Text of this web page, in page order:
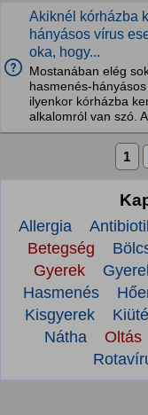
Akiknél kórházba
hányásos vírus
oka, hogy...
Mostanában elég
hasmenés-
ilyenkor kórházba
alkalomról van szó.
1
Allergia
Betegség
Gyerek
Hasmenés
Kisgyerek
Nátha
Oltás